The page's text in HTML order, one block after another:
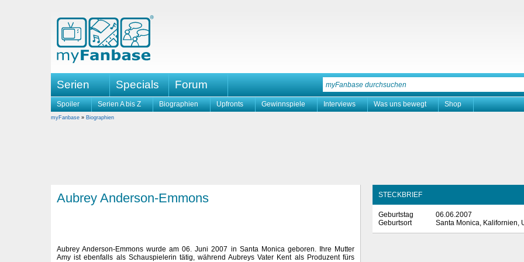
Serien Specials Forum
Spoiler Serien A bis Z Biographien Upfronts Gewinnspiele Interviews Was uns bewegt Shop
myFanbase » Biographien
Aubrey Anderson-Emmons
Aubrey Anderson-Emmons wurde am 06. Juni 2007 in Santa Monica geboren. Ihre Mutter
Amy ist ebenfalls als Schauspielerin tätig, während Aubreys Vater Kent als Produzent fürs
STECKBRIEF
Geburtstag
06.06.2007
Geburtsort
Santa Monica, Kalifornien,